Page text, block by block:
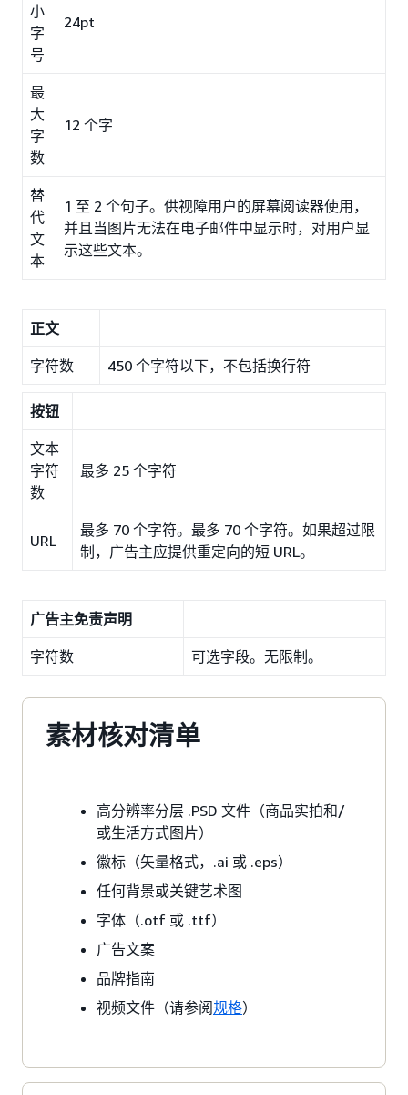
小
字
号
24pt
最
大
字
数
12 个字
替
代
文
本
1 至 2 个句子。供视障用户的屏幕阅读器使用，
并且当图片无法在电子邮件中显示时，对用户显
示这些文本。
正文
字符数 450 个字符以下，不包括换行符
按钮
文本
字符
数
最多 25 个字符
URL
最多 70 个字符。最多 70 个字符。如果超过限
制，广告主应提供重定向的短 URL。
广告主免责声明
字符数 可选字段。无限制。
素材核对清单
高分辨率分层 .PSD 文件（商品实拍和/
或生活方式图片）
徽标（矢量格式，.ai 或 .eps）
任何背景或关键艺术图
字体（.otf 或 .ttf）
广告文案
品牌指南
视频文件（请参阅规格）